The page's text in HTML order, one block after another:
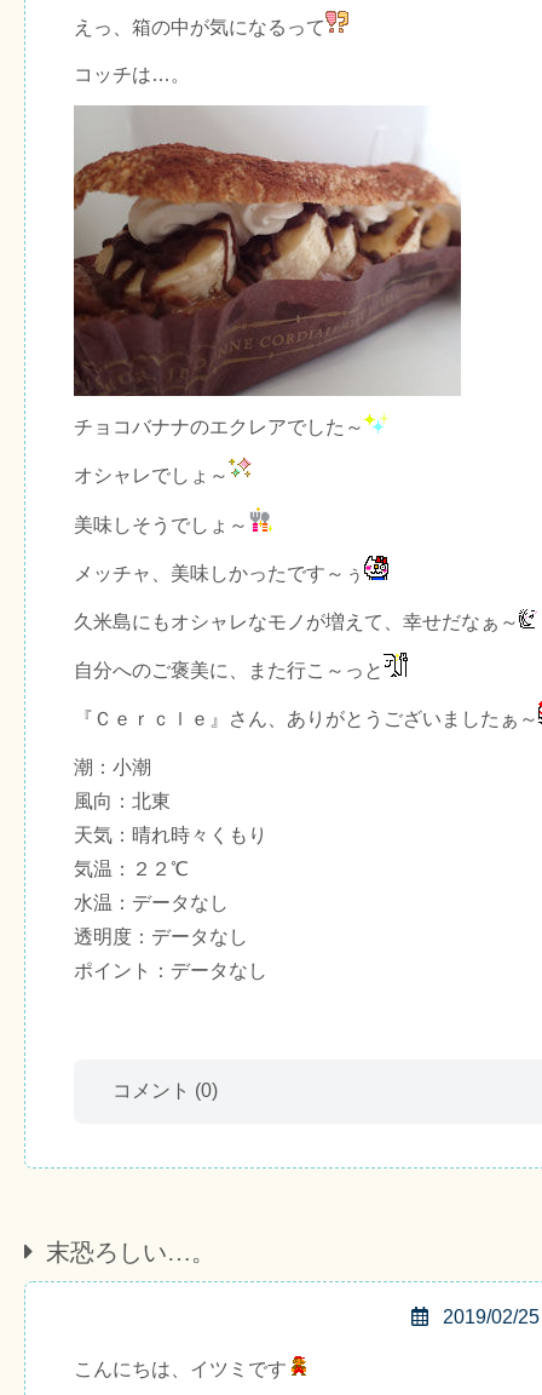
えっ、箱の中が気になるって
コッチは…。
チョコバナナのエクレアでした～
オシャレでしょ～
美味しそうでしょ～
メッチャ、美味しかったです～ぅ
久米島にもオシャレなモノが増えて、幸せだなぁ～
自分へのご褒美に、また行こ～っと
『Ｃｅｒｃｌｅ』さん、ありがとうございましたぁ～
潮：小潮
風向：北東
天気：晴れ時々くもり
気温：２２℃
水温：データなし
透明度：データなし
ポイント：データなし
コメント (0)
末恐ろしい…。
2019/02/25
こんにちは、イツミです